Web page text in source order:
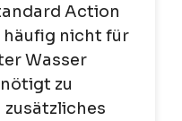
Action
häufig nicht für
Wasser
zu
zusätzliches